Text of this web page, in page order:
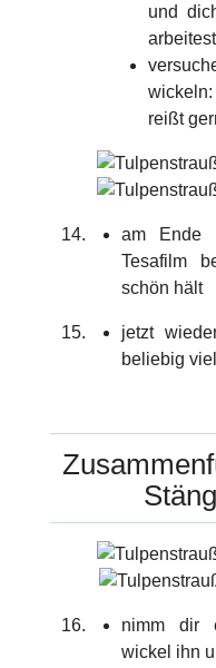
und
arbeitest
reißt
am Ende
Tesafilm
schön hält
jetzt
beliebig
nimm dir
wickel ihn